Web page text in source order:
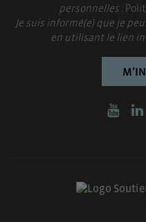
personnelles :
Je suis informé(e) que je
en utilisant le lien